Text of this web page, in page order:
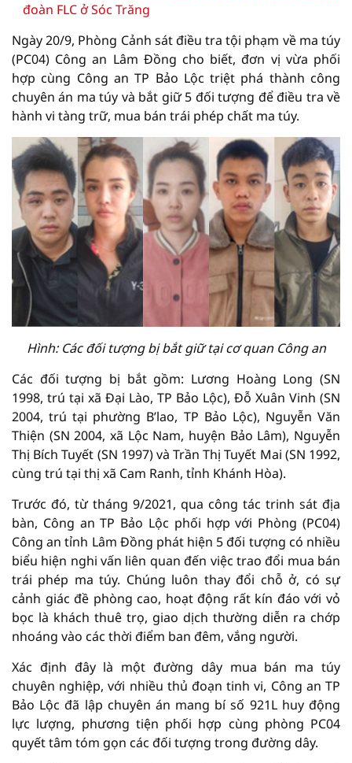
đoàn FLC ở Sóc Trăng
Ngày 20/9, Phòng Cảnh sát điều tra tội phạm về ma túy
(PC04) Công an Lâm Đồng cho biết, đơn vị vừa phối
hợp cùng Công an TP Bảo Lộc triệt phá thành công
chuyên án ma túy và bắt giữ 5 đối tượng để điều tra về
hành vi tàng trữ, mua bán trái phép chất ma túy.
Hình: Các đối tượng bị bắt giữ tại cơ quan Công an
Các đối tượng bị bắt gồm: Lương Hoàng Long (SN
1998, trú tại xã Đại Lào, TP Bảo Lộc), Đỗ Xuân Vinh (SN
2004, trú tại phường B’lao, TP Bảo Lộc), Nguyễn Văn
Thiện (SN 2004, xã Lộc Nam, huyện Bảo Lâm), Nguyễn
Thị Bích Tuyết (SN 1997) và Trần Thị Tuyết Mai (SN 1992,
cùng trú tại thị xã Cam Ranh, tỉnh Khánh Hòa).
Trước đó, từ tháng 9/2021, qua công tác trinh sát địa
bàn, Công an TP Bảo Lộc phối hợp với Phòng (PC04)
Công an tỉnh Lâm Đồng phát hiện 5 đối tượng có nhiều
biểu hiện nghi vấn liên quan đến việc trao đổi mua bán
trái phép ma túy. Chúng luôn thay đổi chỗ ở, có sự
cảnh giác đề phòng cao, hoạt động rất kín đáo với vỏ
bọc là khách thuê trọ, giao dịch thường diễn ra chớp
nhoáng vào các thời điểm ban đêm, vắng người.
Xác định đây là một đường dây mua bán ma túy
chuyên nghiệp, với nhiều thủ đoạn tinh vi, Công an TP
Bảo Lộc đã lập chuyên án mang bí số 921L huy động
lực lượng, phương tiện phối hợp cùng phòng PC04
quyết tâm tóm gọn các đối tượng trong đường dây.